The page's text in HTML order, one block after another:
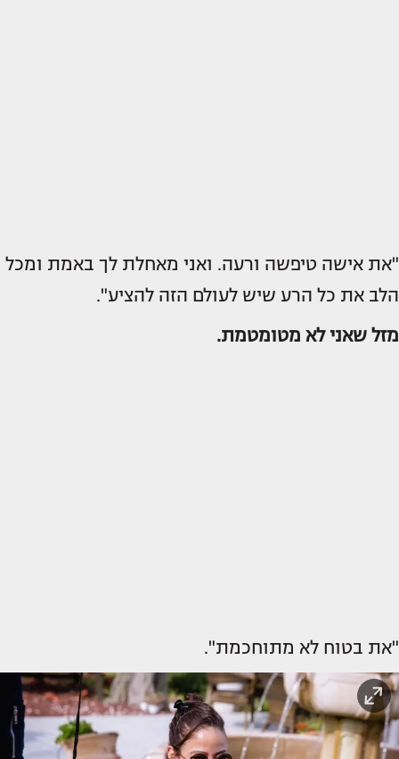
"את אישה טיפשה ורעה. ואני מאחלת לך באמת ומכל
הלב את כל הרע שיש לעולם הזה להציע".
מזל שאני לא מטומטמת.
"את בטוח לא מתוחכמת".